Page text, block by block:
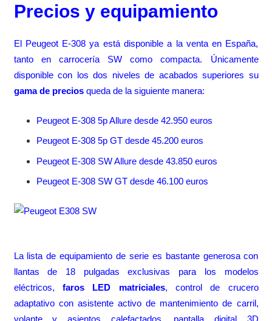
Precios y equipamiento
El Peugeot E-308 ya está disponible a la venta en España,
tanto en carrocería SW como compacta. Únicamente
disponible con los dos niveles de acabados superiores su
gama de preciosqueda de la siguiente manera:
Peugeot E-308 5p Allure desde 42.950 euros
Peugeot E-308 5p GT desde 45.200 euros
Peugeot E-308 SW Allure desde 43.850 euros
Peugeot E-308 SW GT desde 46.100 euros
La lista de equipamiento de serie es bastante generosa con
llantas de 18 pulgadas exclusivas para los modelos
eléctricos, faros LED matriciales, control de crucero
adaptativo con asistente activo de mantenimiento de carril,